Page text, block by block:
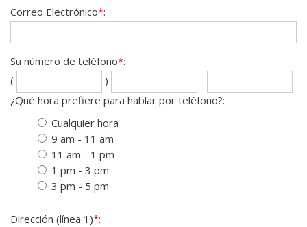
Correo Electrónico*:
Su número de teléfono*:
(
) -
¿Qué hora prefiere para hablar por teléfono?:
Cualquier hora
9 am - 11 am
11 am - 1 pm
1 pm - 3 pm
3 pm - 5 pm
Dirección (línea 1)*: